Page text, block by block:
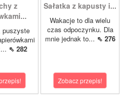
z
puszyste
⇖ 282
Sałatka z kapusty i...
Wakacje to dla wielu
czas odpoczynku. Dla
mnie jednak to... ⇖ 276
Zobacz przepis!